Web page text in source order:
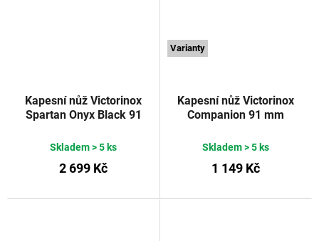
Kapesní nůž Victorinox
Spartan Onyx Black 91
Skladem> 5 ks
2 699 Kč
Varianty
Kapesní nůž Victorinox
Companion 91 mm
Skladem> 5 ks
1 149 Kč